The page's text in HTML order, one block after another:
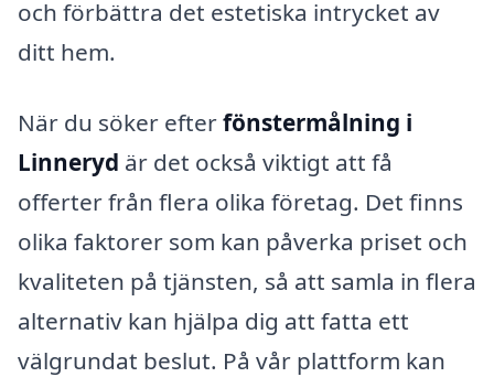
och förbättra det estetiska intrycket av
ditt hem.
När du söker efterfönstermålning i
Linneryd är det också viktigt att få
offerter från flera olika företag. Det finns
olika faktorer som kan påverka priset och
kvaliteten på tjänsten, så att samla in flera
alternativ kan hjälpa dig att fatta ett
välgrundat beslut. På vår plattform kan